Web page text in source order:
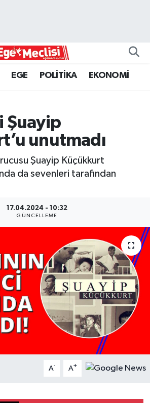
EGE POLİTİKA EKONOMİ
Şuayip
unutmadı
Şuayip Küçükkurt
da sevenleri tarafından
17.04.2024 - 10:32
GÜNCELLEME
A- A+